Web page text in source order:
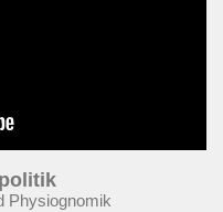
Physiognomik